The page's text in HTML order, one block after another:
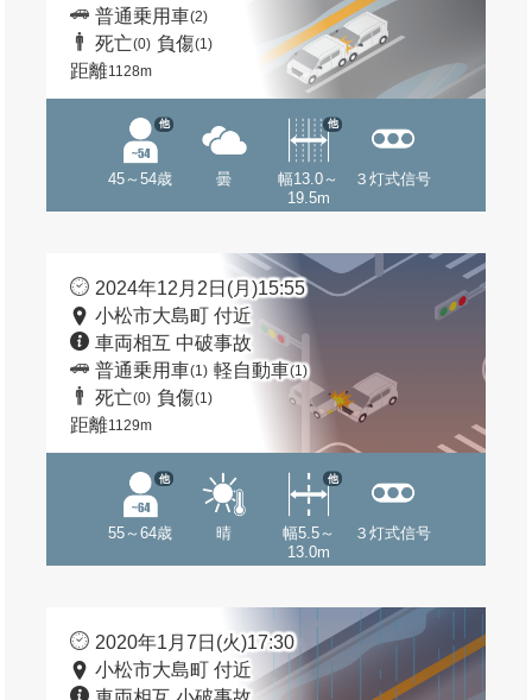
普通乗用車(2)
死亡(0) 負傷(1)
距離1128m
45～54歳
他
曇
幅13.0～
19.5m
他
３灯式信号
2024年12月2日(月)15:55
小松市大島町 付近
車両相互 中破事故
普通乗用車(1) 軽自動車(1)
死亡(0) 負傷(1)
距離1129m
55～64歳
他
晴
幅5.5～
13.0m
他
３灯式信号
2020年1月7日(火)17:30
小松市大島町 付近